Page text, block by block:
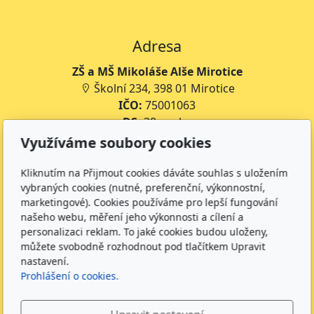
Adresa
ZŠ a MŠ Mikoláše Alše Mirotice
Školní 234, 398 01 Mirotice
IČO: 75001063
DS:38rmpke
Číslo účtu školy:35-643227399/0800
Číslo účtu jídelny:
Kontakt
+420 734 316 620 - Ředitel školy
+420 733 539 322 - Zástupce ředitele pro předškolní
vzdělávání
+420 733 539 324 - Školní jídelna
info@zsmirotice.cz
Využíváme soubory cookies
Kliknutím na Přijmout cookies dáváte souhlas s uložením
vybraných cookies (nutné, preferenční, výkonnostní,
marketingové). Cookies používáme pro lepší fungování
našeho webu, měření jeho výkonnosti a cílení a
personalizaci reklam. To jaké cookies budou uloženy,
můžete svobodně rozhodnout pod tlačítkem Upravit
nastavení.
Prohlášení o cookies.